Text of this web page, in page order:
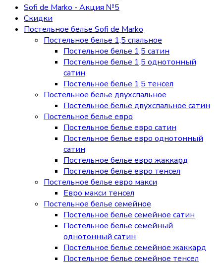
Sofi de Marko - Акция №5
Скидки
Постельное белье Sofi de Marko
Постельное белье 1,5 спальное
Постельное белье 1,5 сатин
Постельное белье 1,5 однотонный
сатин
Постельное белье 1,5 тенсел
Постельное белье двухспальное
Постельное белье двухспальное сатин
Постельное белье евро
Постельное белье евро сатин
Постельное белье евро однотонный
сатин
Постельное белье евро жаккард
Постельное белье евро тенсел
Постельное белье евро макси
Евро макси тенсел
Постельное белье семейное
Постельное белье семейное сатин
Постельное белье семейный
однотонный сатин
Постельное белье семейное жаккард
Постельное белье семейное тенсел